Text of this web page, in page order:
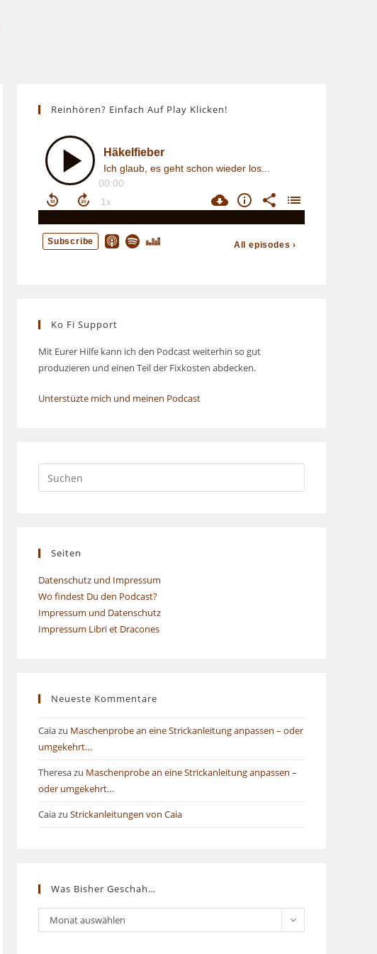
Reinhören? Einfach Auf Play Klicken!
Ko Fi Support
Mit Eurer Hilfe kann ich den Podcast weiterhin so gut
produzieren und einen Teil der Fixkosten abdecken.
Unterstüzte mich und meinen Podcast
Seiten
Datenschutz und Impressum
Wo findest Du den Podcast?
Impressum und Datenschutz
Impressum Libri et Dracones
Neueste Kommentare
Caiazu Maschenprobe an eine Strickanleitung anpassen – oder
umgekehrt…
Theresazu Maschenprobe an eine Strickanleitung anpassen –
oder umgekehrt…
Caiazu Strickanleitungen von Caia
Was Bisher Geschah…
Was
bisher
Monat auswählen